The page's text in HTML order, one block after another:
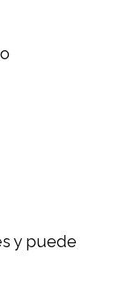
y puede